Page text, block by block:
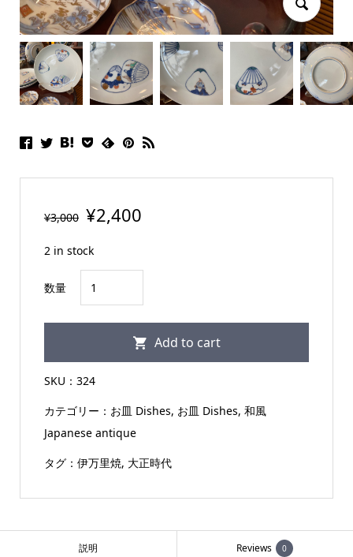
¥3,000 ¥2,400
2 in stock
数量
万
里
寸
皿
歌
人
貝
図
Add to cart
SKU： 324
カテゴリー： お皿 Dishes, お皿 Dishes, 和風
Japanese antique
タグ： 伊万里焼, 大正時代
説明 Reviews 0